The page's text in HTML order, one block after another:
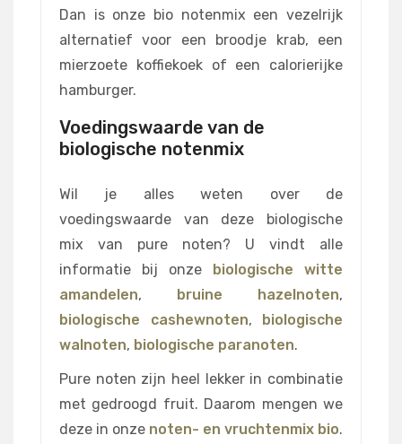
Dan is onze bio notenmix een vezelrijk
alternatief voor een broodje krab, een
mierzoete koffiekoek of een calorierijke
hamburger.
Voedingswaarde van de
biologische notenmix
Wil je alles weten over de
voedingswaarde van deze biologische
mix van pure noten? U vindt alle
informatie bij onze biologische witte
amandelen, bruine hazelnoten,
biologische cashewnoten, biologische
walnoten, biologische paranoten.
Pure noten zijn heel lekker in combinatie
met gedroogd fruit. Daarom mengen we
deze in onze noten- en vruchtenmix bio.